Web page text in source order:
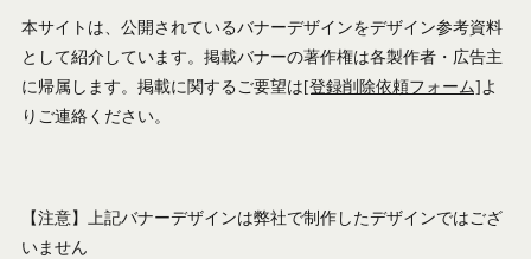
本サイトは、公開されているバナーデザインをデザイン参考資料
として紹介しています。掲載バナーの著作権は各製作者・広告主
に帰属します。掲載に関するご要望は[登録削除依頼フォーム]よ
りご連絡ください。
【注意】上記バナーデザインは弊社で制作したデザインではござ
いません